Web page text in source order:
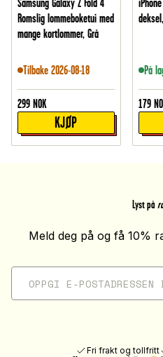
Samsung Galaxy Z Fold 4
Romslig lommeboketui med
mange kortlommer, Grå
Tilbake 2026-08-18
299 NOK
KJØP
På
179
Lyst på
Meld deg på og få 10%
Fri frakt og tollfritt